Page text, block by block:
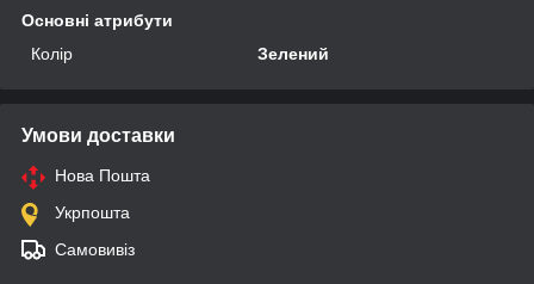
Основні атрибути
Колір
Зелений
Умови доставки
Нова Пошта
Укрпошта
Самовивіз